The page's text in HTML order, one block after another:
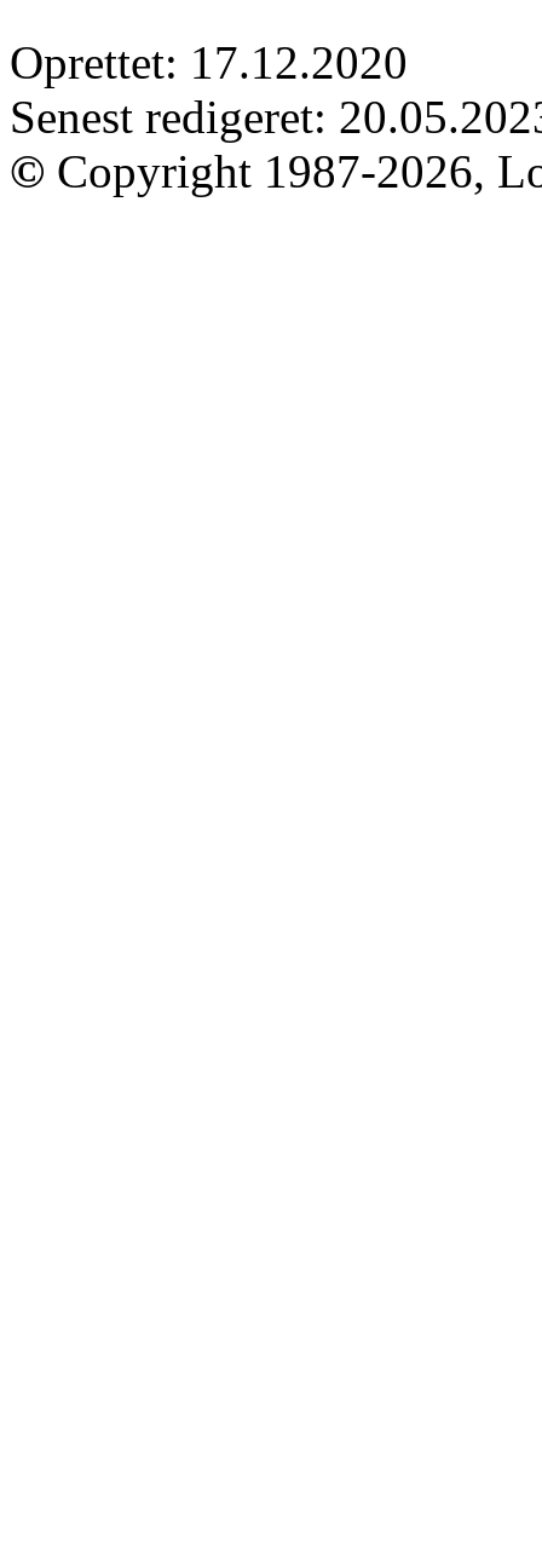
Oprettet: 17.12.2020
Senest redigeret:
© Copyright 1987-2026,